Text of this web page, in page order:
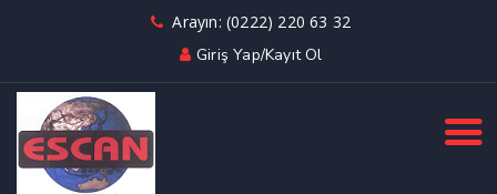
Arayın: (0222) 220 63 32
Giriş Yap/Kayıt Ol